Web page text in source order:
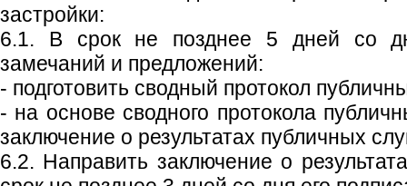
застройки:
6.1. В срок не позднее 5 дней со
замечаний и предложений:
- подготовить сводный протокол
- на основе сводного протокола
заключение о результатах публичных
6.2. Направить заключение о